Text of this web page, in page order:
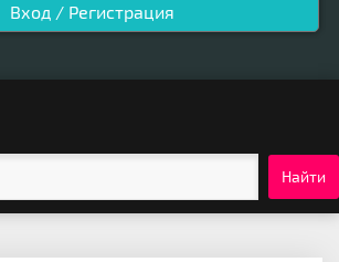
Вход / Регистрация
Найти